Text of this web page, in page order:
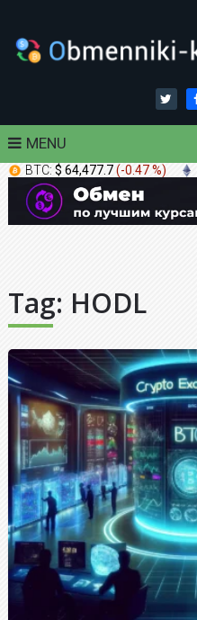
MENU
BTC: $ 64,477.7(-0.47 %)
Tag: HODL